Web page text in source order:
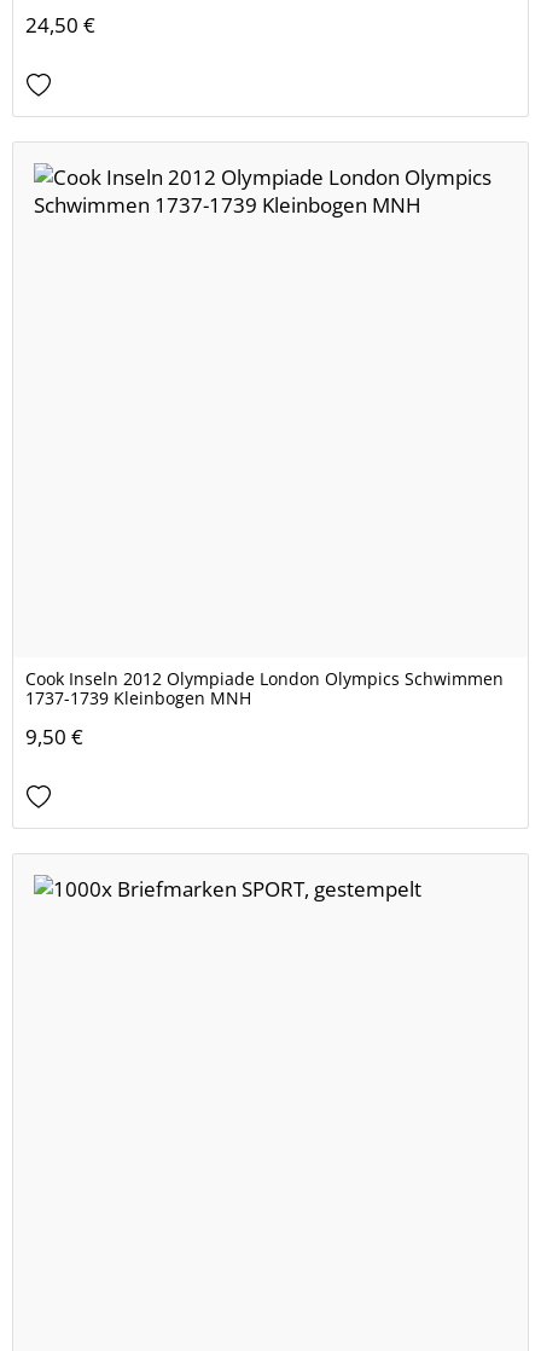
24,50 €
Cook Inseln 2012 Olympiade London Olympics Schwimmen
1737-1739 Kleinbogen MNH
9,50 €